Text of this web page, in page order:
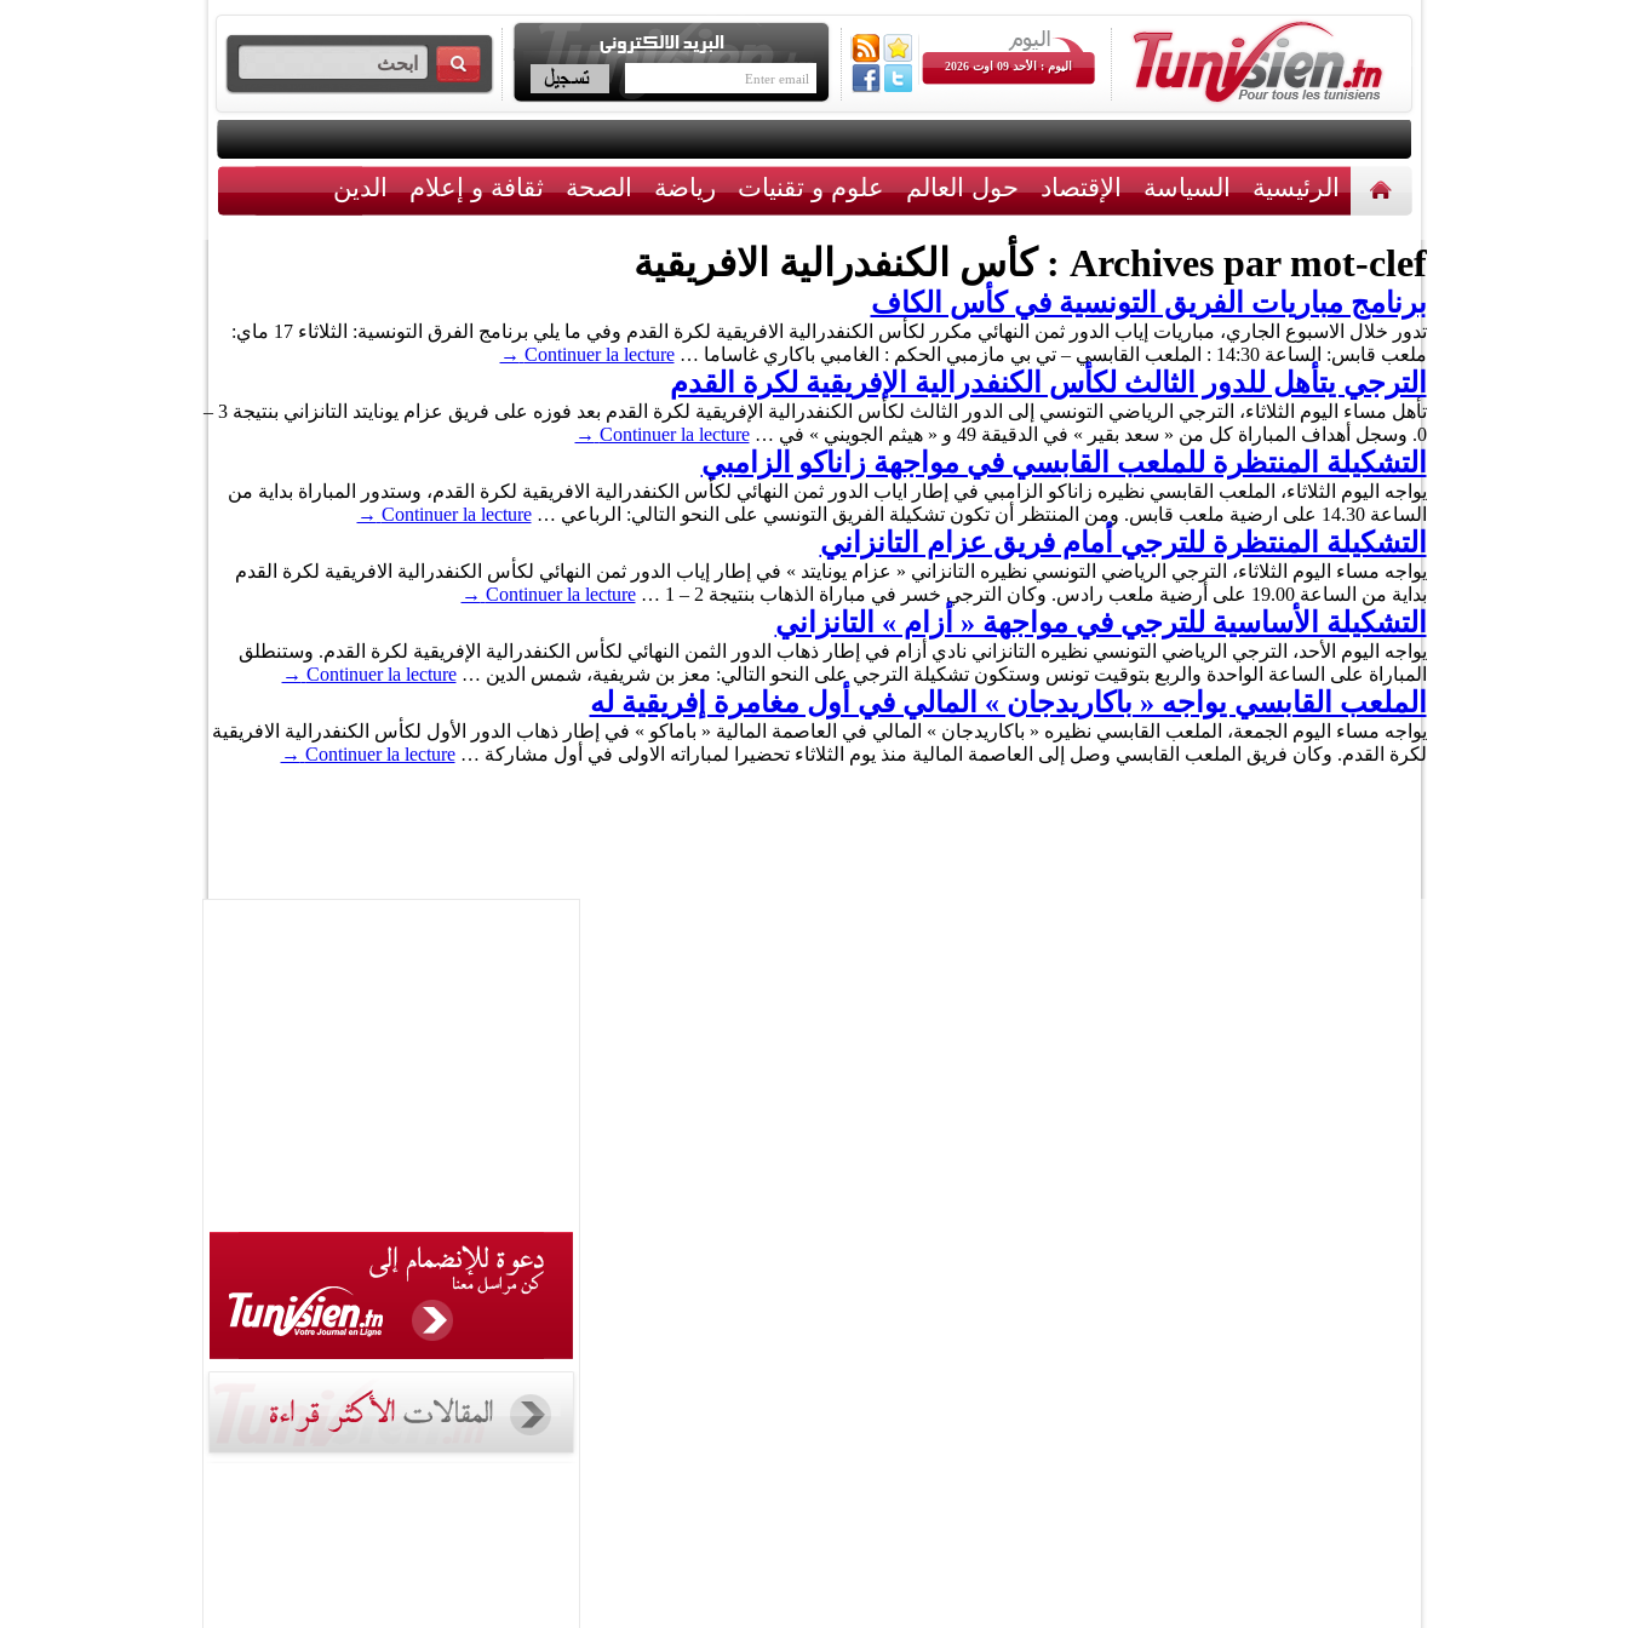
اليوم : الأحد 09 اوت 2026
الرئيسية السياسة الإقتصاد حول العالم علوم و تقنيات رياضة الصحة ثقافة و إعلام الدين
أخبار مختلفة
Archives par mot-clef : كأس الكنفدرالية الافريقية
برنامج مباريات الفريق التونسية في كأس الكاف
تدور خلال الاسبوع الجاري، مباريات إياب الدور ثمن النهائي مكرر لكأس الكنفدرالية الافريقية لكرة القدم وفي ما يلي برنامج الفرق التونسية: الثلاثاء 17 ماي:
ملعب قابس: الساعة 14:30 : الملعب القابسي – تي بي مازمبي الحكم : الغامبي باكاري غاساما …
Continuer la lecture
→
الترجي يتأهل للدور الثالث لكأس الكنفدرالية الإفريقية لكرة القدم
تأهل مساء اليوم الثلاثاء، الترجي الرياضي التونسي إلى الدور الثالث لكأس الكنفدرالية الإفريقية لكرة القدم بعد فوزه على فريق عزام يونايتد التانزاني بنتيجة 3 –
0. وسجل أهداف المباراة كل من « سعد بقير » في الدقيقة 49 و « هيثم الجويني » في …
Continuer la lecture
→
التشكيلة المنتظرة للملعب القابسي في مواجهة زاناكو الزامبي
يواجه اليوم الثلاثاء، الملعب القابسي نظيره زاناكو الزامبي في إطار اياب الدور ثمن النهائي لكأس الكنفدرالية الافريقية لكرة القدم، وستدور المباراة بداية من
الساعة 14.30 على ارضية ملعب قابس. ومن المنتظر أن تكون تشكيلة الفريق التونسي على النحو التالي: الرباعي …
Continuer la lecture
→
التشكيلة المنتظرة للترجي أمام فريق عزام التانزاني
يواجه مساء اليوم الثلاثاء، الترجي الرياضي التونسي نظيره التانزاني « عزام يونايتد » في إطار إياب الدور ثمن النهائي لكأس الكنفدرالية الافريقية لكرة القدم
بداية من الساعة 19.00 على أرضية ملعب رادس. وكان الترجي خسر في مباراة الذهاب بنتيجة 2 – 1 …
Continuer la lecture
→
التشكيلة الأساسية للترجي في مواجهة « أزام » التانزاني
يواجه اليوم الأحد، الترجي الرياضي التونسي نظيره التانزاني نادي أزام في إطار ذهاب الدور الثمن النهائي لكأس الكنفدرالية الإفريقية لكرة القدم. وستنطلق
المباراة على الساعة الواحدة والربع بتوقيت تونس وستكون تشكيلة الترجي على النحو التالي: معز بن شريفية، شمس الدين …Continuer la lecture
→
الملعب القابسي يواجه « باكاريدجان » المالي في أول مغامرة إفريقية له
يواجه مساء اليوم الجمعة، الملعب القابسي نظيره « باكاريدجان » المالي في العاصمة المالية « باماكو » في إطار ذهاب الدور الأول لكأس الكنفدرالية الافريقية
لكرة القدم. وكان فريق الملعب القابسي وصل إلى العاصمة المالية منذ يوم الثلاثاء تحضيرا لمباراته الاولى في أول مشاركة …Continuer la lecture
→